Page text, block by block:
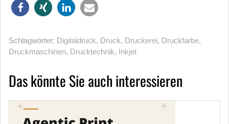
Schlagwörter: Digitaldruck, Druck, Druckerei, Druckfarbe,
Druckmaschinen, Drucktechnik, Inkjet
Das könnte Sie auch interessieren